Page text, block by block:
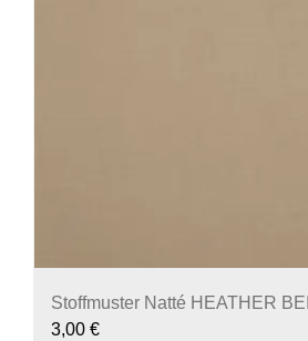
Stoffmuster Natté HEATHER
3,00 €